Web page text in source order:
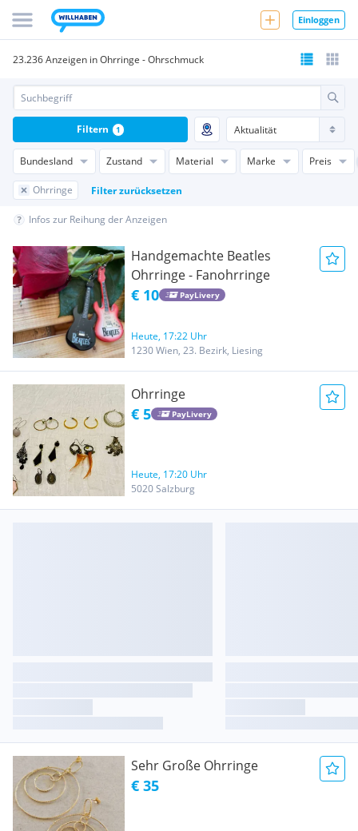
Einloggen
23.236 Anzeigen in Ohrringe - Ohrschmuck
Bundesland Zustand Material Marke Preis
Ohrringe Filter zurücksetzen
Filtern 1
Infos zur Reihung der Anzeigen
Handgemachte Beatles
Ohrringe - Fanohrringe
€ 10 PayLivery
Heute, 17:22 Uhr
1230 Wien, 23. Bezirk, Liesing
Ohrringe
€ 5 PayLivery
Heute, 17:20 Uhr
5020 Salzburg
Sehr Große Ohrringe
€ 35